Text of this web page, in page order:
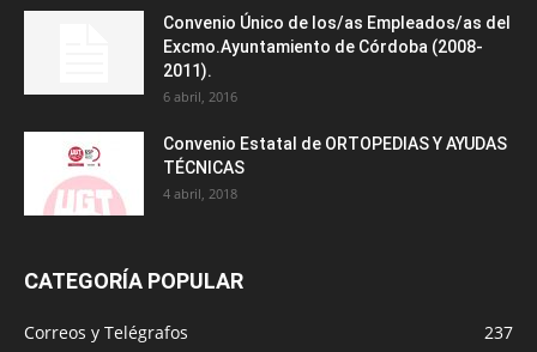
Convenio Único de los/as Empleados/as del
Excmo.Ayuntamiento de Córdoba (2008-
2011).
6 abril, 2016
Convenio Estatal de ORTOPEDIAS Y AYUDAS
TÉCNICAS
4 abril, 2018
CATEGORÍA POPULAR
Correos y Telégrafos
237